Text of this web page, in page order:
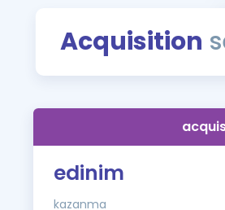
Acquisition
edinim
kazanma